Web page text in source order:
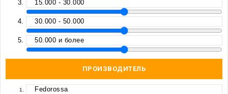
15.000 - 30.000
30.000 - 50.000
50.000 и более
ПРОИЗВОДИТЕЛЬ
Fedorossa